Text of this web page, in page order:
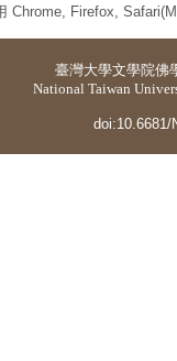
Chrome, Firefox,
臺灣大學文學院佛
National Taiwan
doi:10.6681/